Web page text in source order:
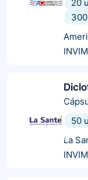
20
50
La